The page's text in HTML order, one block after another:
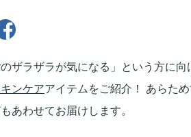
のザラザラが気になる」という方に
ンケアアイテムをご紹介！ あらた
あわせてお届けします。